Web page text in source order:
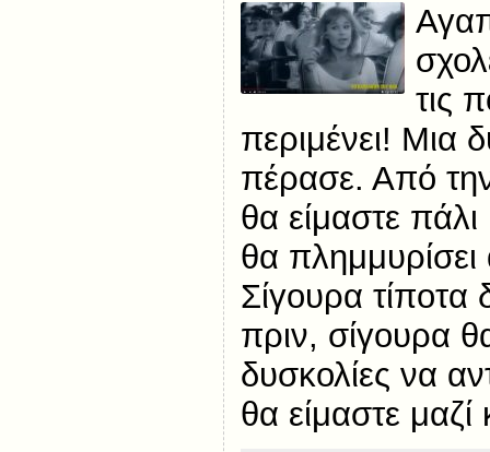
τις
περιμένει! Μια
πέρασε. Από
θα είμαστε
θα πλημμυρίσει
Σίγουρα τίποτα
πριν, σίγουρα
δυσκολίες να
θα είμαστε